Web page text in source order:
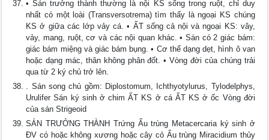
• Sán trưởng thành thường là nội KS sống trong ruột, chỉ duy
nhất có một loài (Transversotrema) tìm thấy là ngoại KS chúng
KS ở giữa các lớp vảy cá. • ẤT sống cả nội và ngoại KS: vây,
vảy, mang, ruột, cơ và các nội quan khác. • Sán có 2 giác bám:
giác bám miệng và giác bám bụng. • Cơ thể dạng dẹt, hình ô van
hoặc dạng mác, thân không phân đốt. • Vòng đời của chúng trải
qua từ 2 ký chủ trở lên.
. Sán song chủ gồm: Diplostomum, Ichthyotylurus, Tylodelphys,
Urulifer Sán ký sinh ở chim ẤT KS ở cá ẤT KS ở ốc Vòng đời
của sán Strigeoid
SÁN TRƯỞNG THÀNH Trứng Ấu trùng Metacercaria ký sinh ở
ĐV có hoặc không xương hoặc cây cỏ Ấu trùng Miracidium thủy